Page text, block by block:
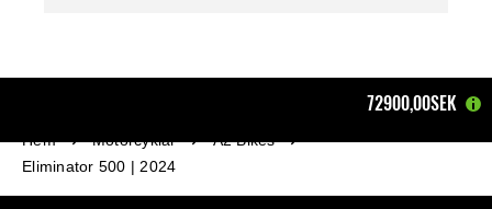
72900,00SEK
Hem Motorcyklar
A2 Bikes
Eliminator 500 | 2024